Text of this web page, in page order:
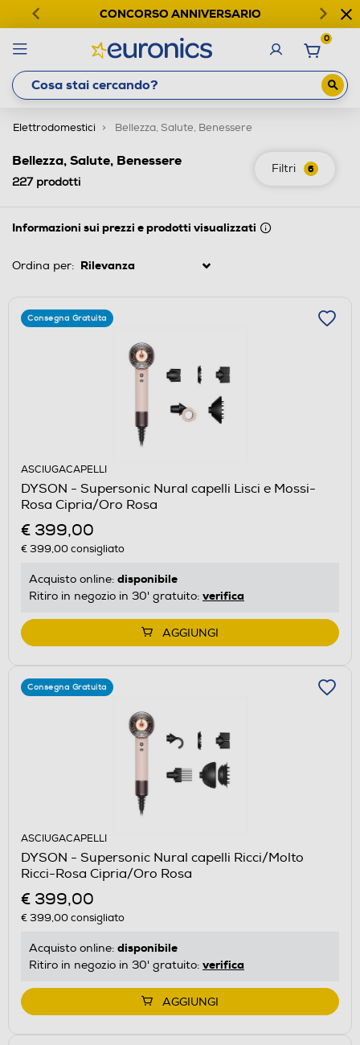
CONCORSO ANNIVERSARIO
0
Elettrodomestici Bellezza, Salute, Benessere
Filtri 6
Bellezza, Salute, Benessere
227prodotti
Informazioni sui prezzi e prodotti visualizzati
Ordina per:
Consegna Gratuita
ASCIUGACAPELLI
DYSON - Supersonic Nural capelli Lisci e Mossi-
Rosa Cipria/Oro Rosa
€ 399,00
€ 399,00consigliato
Acquisto online: disponibile
Ritiro in negozio in 30' gratuito: verifica
AGGIUNGI
Consegna Gratuita
ASCIUGACAPELLI
DYSON - Supersonic Nural capelli Ricci/Molto
Ricci-Rosa Cipria/Oro Rosa
€ 399,00
€ 399,00consigliato
Acquisto online: disponibile
Ritiro in negozio in 30' gratuito: verifica
AGGIUNGI